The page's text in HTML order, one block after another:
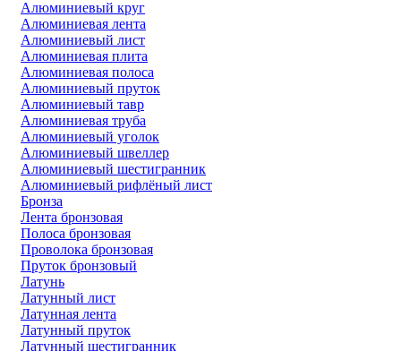
Алюминиевый круг
Алюминиевая лента
Алюминиевый лист
Алюминиевая плита
Алюминиевая полоса
Алюминиевый пруток
Алюминиевый тавр
Алюминиевая труба
Алюминиевый уголок
Алюминиевый швеллер
Алюминиевый шестигранник
Алюминиевый рифлёный лист
Бронза
Лента бронзовая
Полоса бронзовая
Проволока бронзовая
Пруток бронзовый
Латунь
Латунный лист
Латунная лента
Латунный пруток
Латунный шестигранник